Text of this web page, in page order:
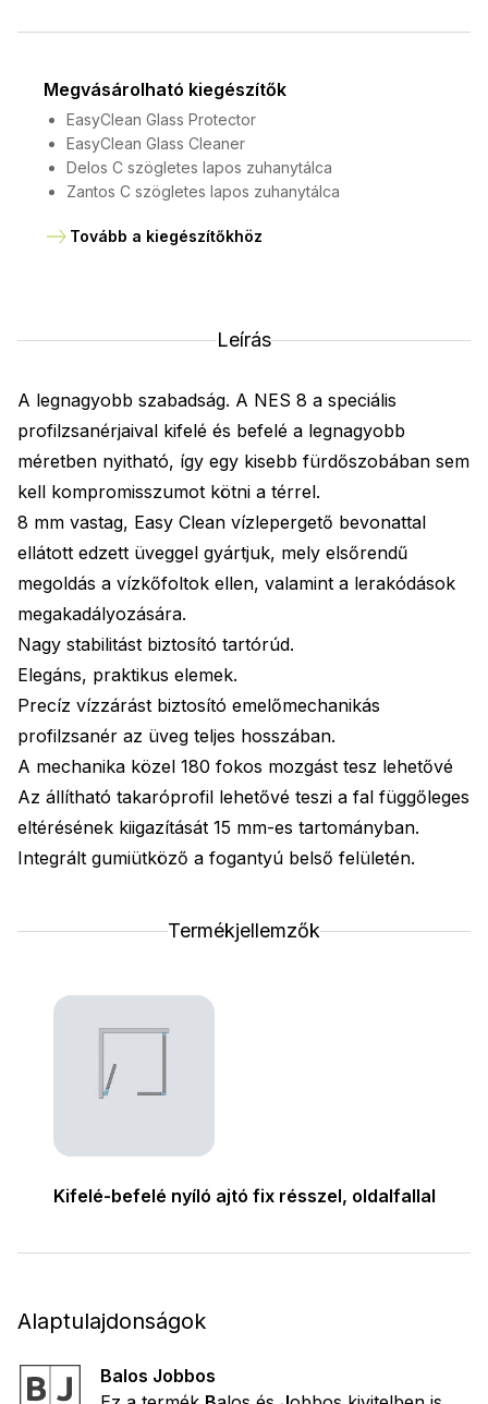
Megvásárolható kiegészítők
EasyClean Glass Protector
EasyClean Glass Cleaner
Delos C szögletes lapos zuhanytálca
Zantos C szögletes lapos zuhanytálca
Tovább a kiegészítőkhöz
Leírás
A legnagyobb szabadság. A NES 8 a speciális
profilzsanérjaival kifelé és befelé a legnagyobb
méretben nyitható, így egy kisebb fürdőszobában sem
kell kompromisszumot kötni a térrel.
8 mm vastag, Easy Clean vízlepergető bevonattal
ellátott edzett üveggel gyártjuk, mely elsőrendű
megoldás a vízkőfoltok ellen, valamint a lerakódások
megakadályozására.
Nagy stabilitást biztosító tartórúd.
Elegáns, praktikus elemek.
Precíz vízzárást biztosító emelőmechanikás
profilzsanér az üveg teljes hosszában.
A mechanika közel 180 fokos mozgást tesz lehetővé
Az állítható takaróprofil lehetővé teszi a fal függőleges
eltérésének kiigazítását 15 mm-es tartományban.
Integrált gumiütköző a fogantyú belső felületén.
Termékjellemzők
Kifelé-befelé nyíló ajtó fix résszel, oldalfallal
Alaptulajdonságok
Balos Jobbos